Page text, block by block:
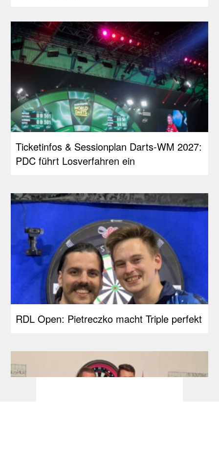
Ticketinfos & Sessionplan Darts-WM 2027:
PDC führt Losverfahren ein
RDL Open: Pietreczko macht Triple perfekt